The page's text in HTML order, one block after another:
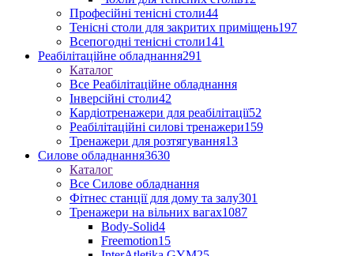
Професійні тенісні столи44
Тенісні столи для закритих приміщень197
Всепогодні тенісні столи141
Реабілітаційне обладнання291
Каталог
Все Реабілітаційне обладнання
Інверсійні столи42
Кардіотренажери для реабілітації52
Реабілітаційні силові тренажери159
Тренажери для розтягування13
Силове обладнання3630
Каталог
Все Силове обладнання
Фітнес станції для дому та залу301
Тренажери на вільних вагах1087
Body-Solid4
Freemotion15